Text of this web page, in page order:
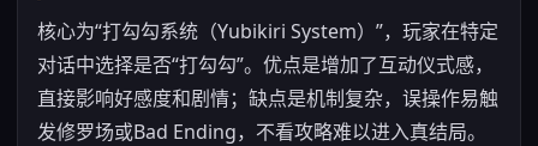
核心为“打勾勾系统（Yubikiri System）”，玩家在特定
对话中选择是否“打勾勾”。优点是增加了互动仪式感，
直接影响好感度和剧情；缺点是机制复杂，误操作易触
发修罗场或Bad Ending，不看攻略难以进入真结局。